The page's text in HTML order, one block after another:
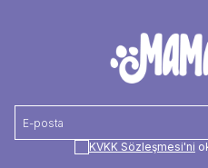
KVKK Sözleşmesi'ni